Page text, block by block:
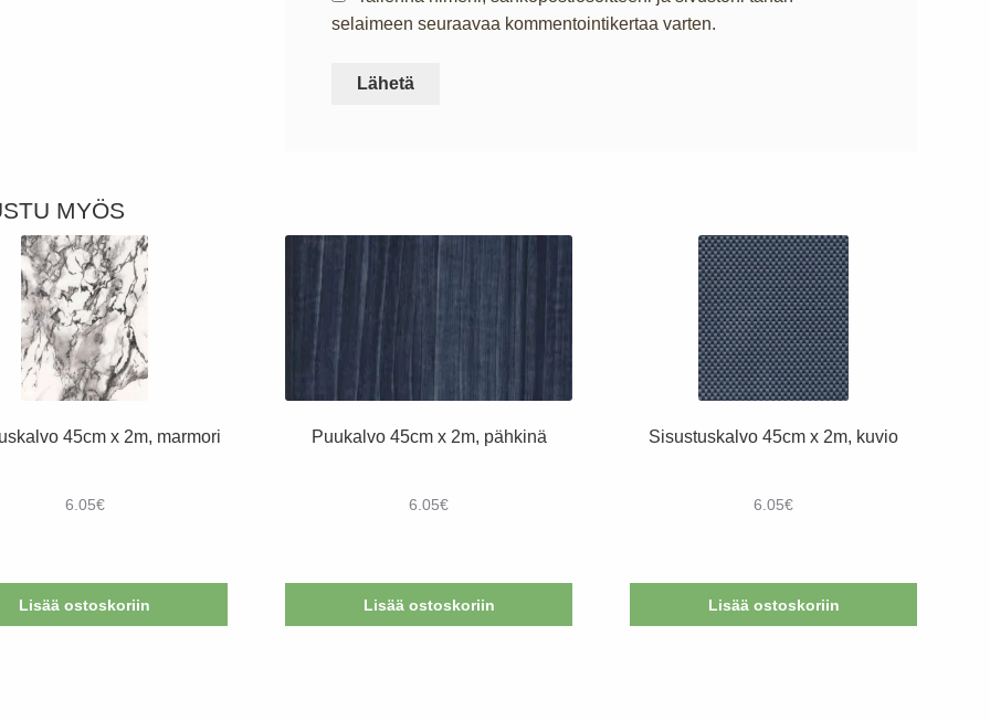
selaimeen seuraavaa kommentointikertaa varten.
MYÖS
45cm x 2m, marmori
6.05€
Lisää ostoskoriin
Puukalvo 45cm x 2m, pähkinä
6.05€
Lisää ostoskoriin
Sisustuskalvo 45cm x 2m, kuvio
6.05€
Lisää ostoskoriin